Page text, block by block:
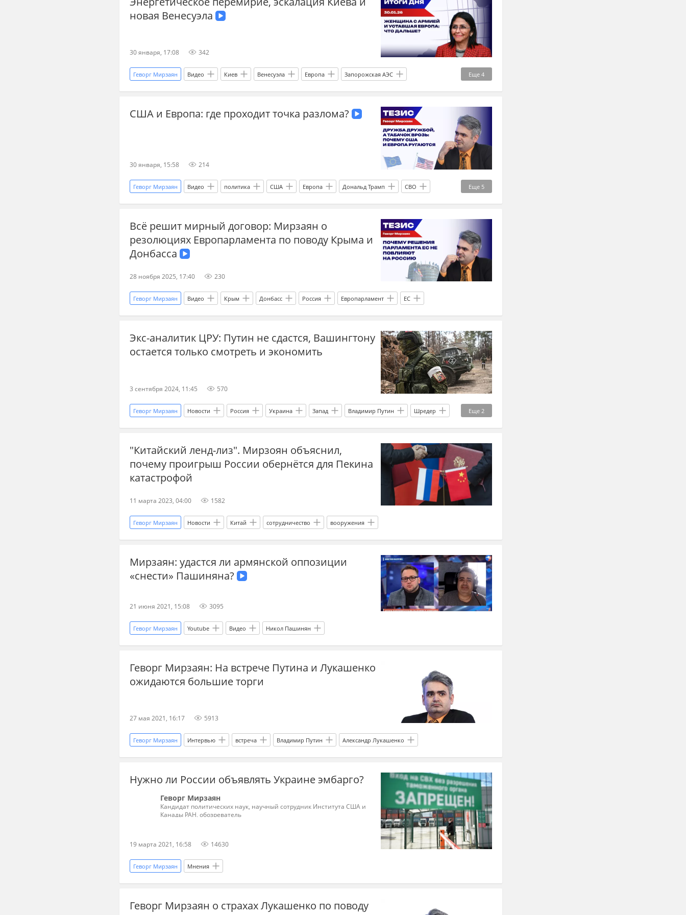
новая Венесуэла
30 января, 17:08 342
Еще 4
Геворг Мирзаян Видео Киев Венесуэла Европа Запорожская АЭС
Латинская Америка Донбасс перемирие энергетика
США и Европа: где проходит точка разлома?
30 января, 15:58 214
Еще 5
Геворг Мирзаян Видео политика США Европа Дональд Трамп СВО
прогнозы СВО когда закончится СВО: прогнозы международные отношения
Международная политика ЕС
Всё решит мирный договор: Мирзаян о
резолюциях Европарламента по поводу Крыма и
Донбасса
28 ноября 2025, 17:40 230
Геворг Мирзаян Видео Крым Донбасс Россия Европарламент ЕС
Экс-аналитик ЦРУ: Путин не сдастся, Вашингтону
остается только смотреть и экономить
3 сентября 2024, 11:45 570
Еще 2
Геворг Мирзаян Новости Россия Украина Запад Владимир Путин Шредер
ЦРУ Вашингтон
"Китайский ленд-лиз". Мирзоян объяснил,
почему проигрыш России обернётся для Пекина
катастрофой
11 марта 2023, 04:00 1582
Геворг Мирзаян Новости Китай сотрудничество вооружения
Мирзаян: удастся ли армянской оппозиции
«снести» Пашиняна?
21 июня 2021, 15:08 3095
Геворг Мирзаян Youtube Видео Никол Пашинян
Геворг Мирзаян: На встрече Путина и Лукашенко
ожидаются большие торги
27 мая 2021, 16:17 5913
Геворг Мирзаян Интервью встреча Владимир Путин Александр Лукашенко
Нужно ли России объявлять Украине эмбарго?
Геворг Мирзаян
Кандидат политических наук, научный сотрудник Института США и
Канады РАН, обозреватель
19 марта 2021, 16:58 14630
Геворг Мирзаян Мнения
Геворг Мирзаян о страхах Лукашенко по поводу